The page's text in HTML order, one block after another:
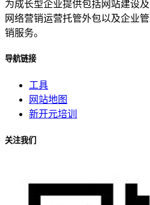
为成长型企业提供包括网站建设
网络营销运营托管外包以及企业
销服务。
导航链接
工具
网站地图
新开元培训
关注我们